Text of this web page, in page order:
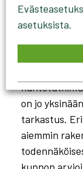
7.
hormi
Jos
on jo
tarkastus.
aiemmin
asetuksista.